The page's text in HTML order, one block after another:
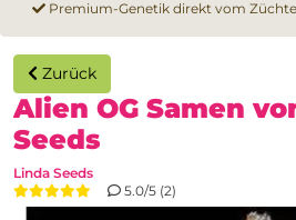
Premium-Genetik direkt vom
Zurück
Alien OG Samen
Seeds
Linda Seeds
5.0/5 (2)